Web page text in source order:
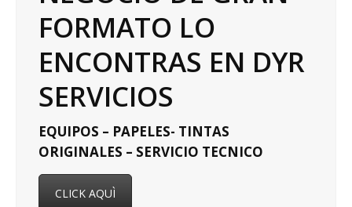
FORMATO LO
ENCONTRAS EN DYR
SERVICIOS
EQUIPOS – PAPELES- TINTAS
ORIGINALES – SERVICIO TECNICO
CLICK AQUÌ